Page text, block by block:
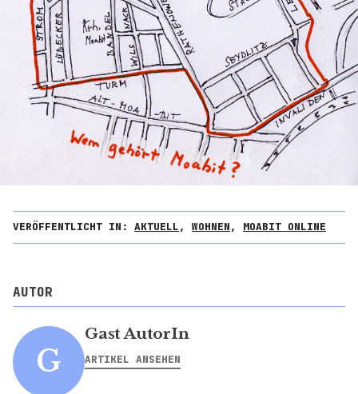
VERÖFFENTLICHT IN: AKTUELL, WOHNEN, MOABIT ONLINE
AUTOR
G
Gast AutorIn
ARTIKEL ANSEHEN